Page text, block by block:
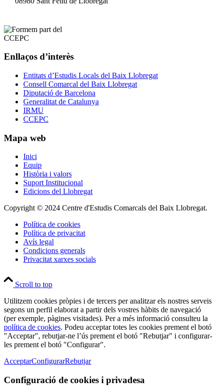
Enllaços d’interès
Entitats d’Estudis Locals del Baix Llobregat
Consell Comarcal del Baix Llobregat
Diputació de Barcelona
Generalitat de Catalunya
IRMU
CCEPC
Mapa web
Inici
Equip
Història i valors
Suport Institucional
Edicions del Llobregat
Copyright © 2024 Centre d'Estudis Comarcals del Baix Llobregat.
Política de cookies
Política de privacitat
Avís legal
Condicions generals
Privacitat xarxes socials
Scroll to top
Utilitzem cookies pròpies i de tercers per analitzar els nostres serveis
segons un perfil elaborat a partir dels vostres hàbits de navegació
(per exemple, pàgines visitades). Per a més informació consulteu la
política de cookies. Podeu acceptar totes les cookies prement el botó
"Acceptar", rebutjar-ne l’ús prement el botó "Rebutjar" i configurar-
les prement el botó "Configurar".
AcceptarConfigurarRebutjar
Configuració de cookies i privadesa